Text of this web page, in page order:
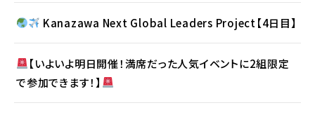
Kanazawa Next Global Leaders Project【4日目】
【いよいよ明日開催！満席だった人気イベントに2組限定
で参加できます！】